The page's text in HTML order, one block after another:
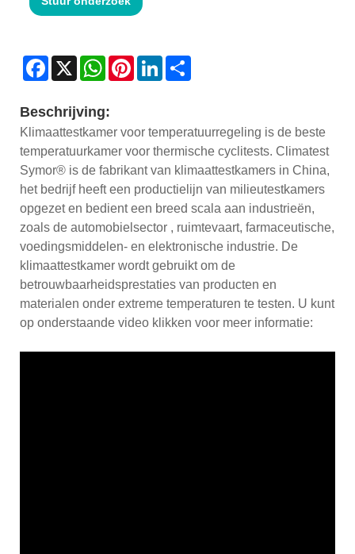
Facebook
X WhatsAppPinterestLinkedIn
Beschrijving:
Klimaattestkamer voor temperatuurregeling is de beste
temperatuurkamer voor thermische cyclitests. Climatest
Symor® is de fabrikant van klimaattestkamers in China,
het bedrijf heeft een productielijn van milieutestkamers
opgezet en bedient een breed scala aan industrieën,
zoals de automobielsector , ruimtevaart, farmaceutische,
voedingsmiddelen- en elektronische industrie. De
klimaattestkamer wordt gebruikt om de
betrouwbaarheidsprestaties van producten en
materialen onder extreme temperaturen te testen. U kunt
op onderstaande video klikken voor meer informatie: